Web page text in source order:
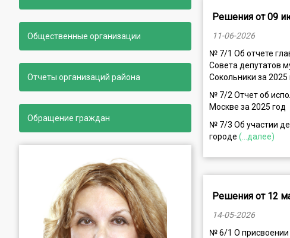
Общественные организации
Отчеты организаций района
Обращение граждан
Решения от 09
11-06-2026
№ 7/1 Об отчете
Совета депутатов
Сокольники за 2025
№ 7/2 Отчет об
Москве за 2025 год
№ 7/3 Об участии
городе (...далее)
Решения от 12
14-05-2026
№ 6/1 О присвоении